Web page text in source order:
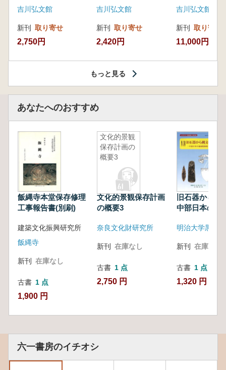
吉川弘文館
新刊 取り寄せ
2,750円
吉川弘文館
新刊 取り寄せ
2,420円
吉川弘文館
新刊 取り寄せ
11,000円
もっと見る
あなたへのおすすめ
飯縄寺本堂保存修理
工事報告書(別刷)
建築文化振興研究所
飯縄寺
新刊 在庫なし
古書 1 点
1,900 円
文化的景観
保存計画の
概要3
文化的景観保存計画
の概要3
奈良文化財研究所
新刊 在庫なし
古書 1 点
2,750 円
旧石器から
中部日本の地
新刊 在庫なし
古書 1 点
1,320 円
六一書房のイチオシ